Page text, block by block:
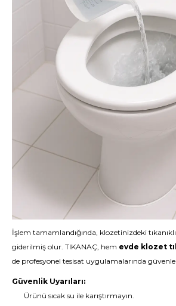
İşlem tamamlandığında, klozetinizdeki
giderilmiş olur. TIKANAÇ, hem evde klozet
de profesyonel tesisat uygulamalarında
Güvenlik Uyarıları:
Ürünü sıcak su ile karıştırmayın.